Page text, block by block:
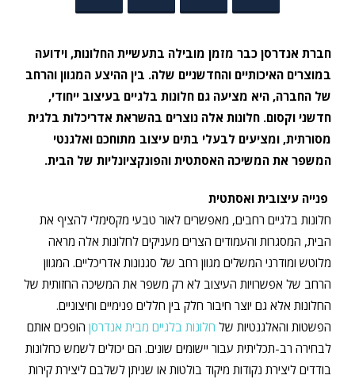
חברת אנדרסן כבר מזמן מובילה בתעשיית החלונות, וידועה
במוצרים האיכותיים והחדשניים שלה. בין ההיצע המגוון והרחב
של החברה, היא מציעה גם חלונות בלגיים בעיצוב ייחודי,
חדשני וקסום. חלונות אלה נוצרים בהשראת אדריכלות בלגית
מסורתית, ומציעים לבעלי בתים עיצוב מתוחכם ואלגנטי
המשפר את המשיכה האסתטית והפונקציונליות של הבית.
פנייה עיצובית ואסתטית
חלונות בלגיים רחבים, מאפשרים לאור טבעי מקסימלי להציף את
הבית, המסגרות והעמודים הצרים מעניקים לחלונות אלה מראה
מלוטש ומודרני המשלים מגוון רחב של סגנונות אדריכליים. המגוון
הרחב של אפשרויות העיצוב לא רק משפר את המשיכה החזותית של
החלונות אלא גם יוצר חיבור חלק בין חללים פנימיים וחיצוניים.
הפשטות והאלגנטיות של חלונות בלגיים מבית אנדרסן הופכים אותם
לבחירה רב-תכליתית עבור יישומים שונים. הם יכולים לשמש כחלונות
בודדים ליצירת נקודות מיקוד בולטות או שניתן לשלבם ליצירת קירות